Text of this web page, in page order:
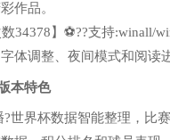
作品。
34378】⚽??支持:winall/
体调整、夜间模式和阅读
本特色
世界杯数据智能整理，比